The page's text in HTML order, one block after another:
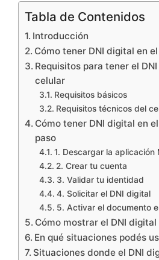
Tabla de Contenidos
Introducción
Cómo tener DNI digital en
Requisitos para tener el
celular
Requisitos básicos
Requisitos técnicos del
Cómo tener DNI digital en
paso
1. Descargar la aplicación
2. Crear tu cuenta
3. Validar tu identidad
4. Solicitar el DNI digital
5. Activar el documento
Cómo mostrar el DNI
En qué situaciones podés
Situaciones donde el DNI